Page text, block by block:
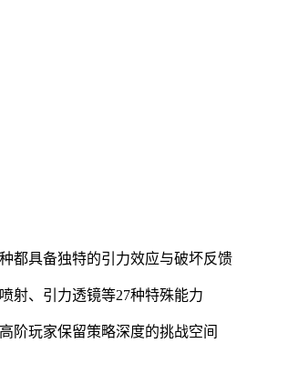
都具备独特的引力效应与破坏反馈
射、引力透镜等27种特殊能力
阶玩家保留策略深度的挑战空间